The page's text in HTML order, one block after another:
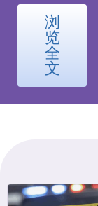
浏
览
全
文